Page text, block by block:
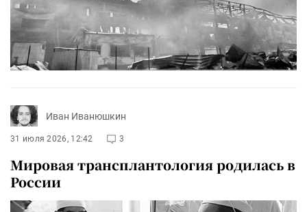
Иван Иванюшкин
31 июля 2026, 12:42 3
Мировая трансплантология родилась в
России